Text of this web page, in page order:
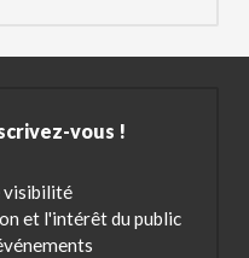
vous !
visibilité
et l'intérêt du public